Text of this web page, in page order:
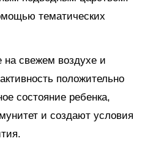
тематических
на свежем воздухе и
положительно
состояние ребенка,
и создают условия